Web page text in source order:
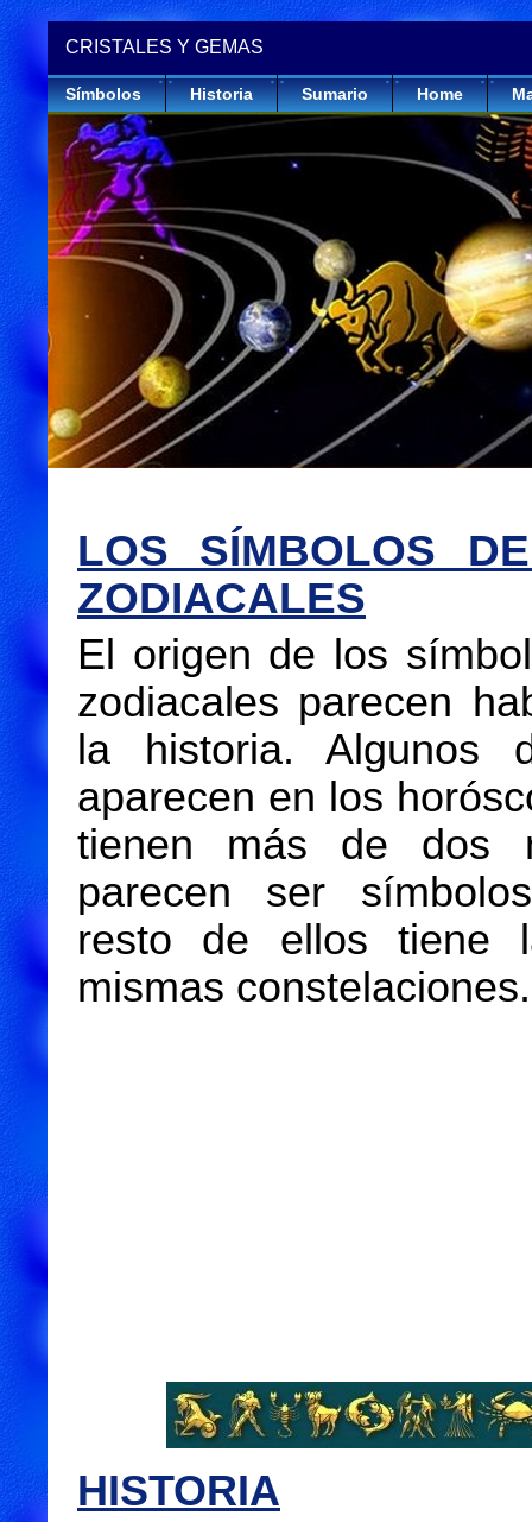
CRISTALES Y GEMAS
Símbolos Historia Sumario Home
LOS SÍMBOLOS
ZODIACALES
El origen de los
zodiacales parecen
la historia. Algunos
aparecen en los
tienen más de dos
parecen ser
resto de ellos tiene
mismas constelaciones.
HISTORIA